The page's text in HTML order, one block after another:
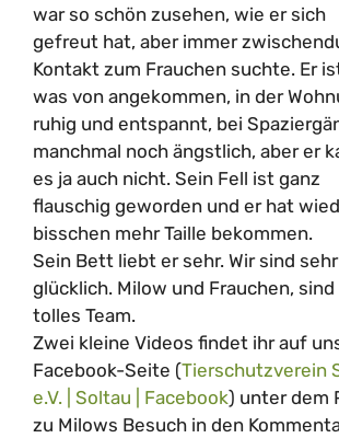
war so schön zusehen, wie er sich
gefreut hat, aber immer
Kontakt zum Frauchen suchte. Er
was von angekommen, in der
ruhig und entspannt, bei
manchmal noch ängstlich, aber er
es ja auch nicht. Sein Fell ist ganz
flauschig geworden und er hat
bisschen mehr Taille bekommen.
Sein Bett liebt er sehr. Wir sind sehr
glücklich. Milow und Frauchen, sind
tolles Team.
Zwei kleine Videos findet ihr auf
Facebook-Seite (Tierschutzverein
e.V. | Soltau | Facebook) unter dem
zu Milows Besuch in den